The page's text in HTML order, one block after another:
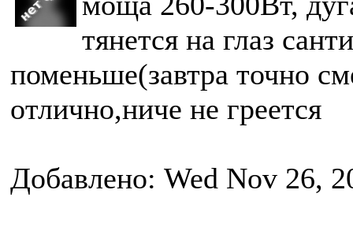
тянется на глаз
поменьше(завтра точно
отлично,ниче не греется
Добавлено: Wed Nov 26,